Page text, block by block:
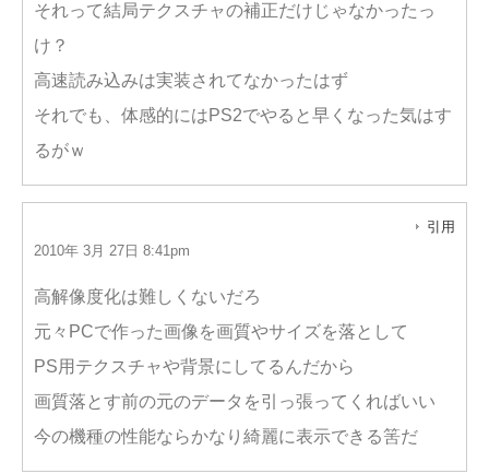
それって結局テクスチャの補正だけじゃなかったっ
け？
高速読み込みは実装されてなかったはず
それでも、体感的にはPS2でやると早くなった気はす
るがｗ
2010年 3月 27日 8:41pm
引用
高解像度化は難しくないだろ
元々PCで作った画像を画質やサイズを落として
PS用テクスチャや背景にしてるんだから
画質落とす前の元のデータを引っ張ってくればいい
今の機種の性能ならかなり綺麗に表示できる筈だ